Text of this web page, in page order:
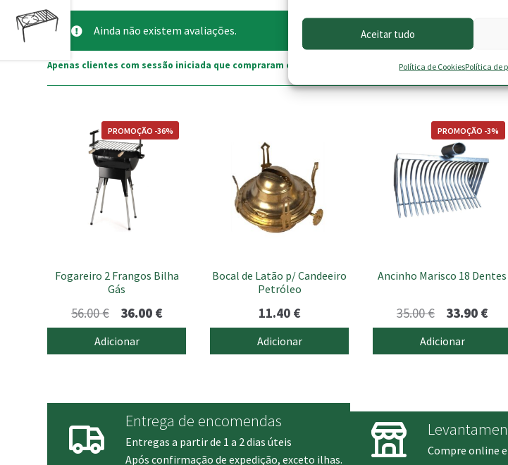
Aceitar tudo
Política de CookiesPolítica de
Ainda não existem avaliações.
Apenas clientes com sessão iniciada que compraram este produto podem deixar opinião.
Fogareiro 2 Frangos Bilha
Gás
PROMOÇÃO -36%
56.00€
preço
original
36.00 €O
preço
atual
Adicionar
Bocal de Latão p/ Candeeiro
Petróleo
11.40 €
Adicionar
Ancinho Marisco 18 Dentes
PROMOÇÃO -3%
35.00€
preço
original
33.90 €O
Adicionar
Entrega de encomendas
Entregas a partir de 1 a 2 dias úteis
Após confirmação de expedição, exceto ilhas.
Compre online